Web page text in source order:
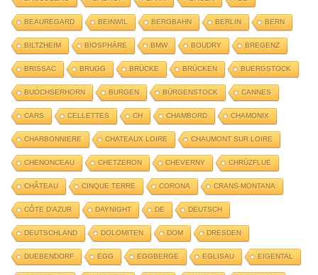
BEAUREGARD BEINWIL BERGBAHN BERLIN BERN
BILTZHEIM BIOSPHÄRE BMW BOUDRY BREGENZ
BRISSAC BRUGG BRÜCKE BRÜCKEN BUERGSTOCK
BUOCHSERHORN BURGEN BÜRGENSTOCK CANNES
CARS CELLETTES CH CHAMBORD CHAMONIX
CHARBONNIERE CHATEAUX LOIRE CHAUMONT SUR LOIRE
CHENONCEAU CHETZERON CHEVERNY CHRÜZFLUE
CHÂTEAU CINQUE TERRE CORONA CRANS-MONTANA
CÔTE D'AZUR DAYNIGHT DE DEUTSCH
DEUTSCHLAND DOLOMITEN DOM DRESDEN
DUEBENDORF EGG EGGBERGE EGLISAU EIGENTAL